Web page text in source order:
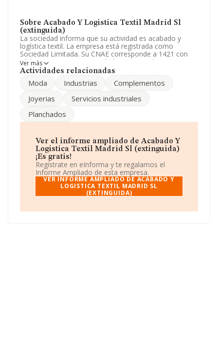
Sobre Acabado Y Logistica Textil Madrid Sl
(extinguida)
La sociedad informa que su actividad es acabado y
logística textil. La empresa está registrada como
Sociedad Limitada. Su CNAE corresponde a 1421 con
código '%cnae%'. La sociedad es importadora.
cuenta la información disponible en INFORMA, ha
media de sector.
Para llamar las oficinas se puede hacer a través del
número 912990001 y su correo es
su página web aquí:www.thinktextil.com.
La empresa española
Acabado y Logistica Textil
Madrid S.L (extinguida), B70106026, se encuentra en
Avenida Juan Caramuel núm. 1 Piso 1 B, (28919),
Leganes, Madrid.
Con los datos a disposición de INFORMA sobre 4.058
ámbito nacional alcanza los 2.961 millones de euros y el
Ver más
Actividades relacionadas
Moda Industrias
Complementos
Joyerias
Servicios industriales
Planchados
Ver el informe ampliado de Acabado Y
Logistica Textil Madrid Sl (extinguida)
¡Es gratis!
Regístrate en eInforma y te regalamos el
Informe Ampliado de esta empresa.
VER INFORME AMPLIADO DE ACABADO Y
LOGISTICA TEXTIL MADRID SL
(EXTINGUIDA)